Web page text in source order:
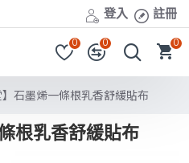
登入 註冊
0 0 0
】石墨烯一條根乳香舒緩貼布
根乳香舒緩貼布